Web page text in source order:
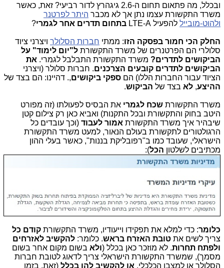
ובכלל, מה פתאום תחום ה-2.6 גיגהרץ לדור רביעי? זאת, כאשר
משרד התקשורת עצמו נתן אך לא מכבר היתר לפרטנר
ולהוט-מובייל להפעיל LTE-A בתחום תדרים אחר לגמרי?
החלק הכי חמור בפסקה הזו: ממתי חברות הסלולר ויצרני ציוד
סלולרי הם הפרטנרים של משרד התקשורת ל"יום לימוד" על
הביקושים לתדרים? משרד התקשורת התבלבל לגמרי. את
הביקושים לתדרים קובעים הצרכנים. חברות סלולר (ויצרני
הציוד עבור החברות הללו) הם ספקי ביקושים,. דהיינו: הם בצד של
ההיצע, לא בצד של הביקוש.
משרד התקשורת שכח לגמרי את הבסיס לפעולתו (זה מפורט
היטב בחוק והתקשורת ובכל התקנות) ואביא כאן רק צילום קטן
שיבהיר איך משרד התקשורת אמור לעבוד (וכך עובדים כל
הרגולטורים לתקשורת בעולם הנאור, למעט משרד התקשורת
הישראלי, שעובד כמו ב"רפובליקת בננות", כאשר בעלי ההון
מכתיבים לשלטון הכל):
כלומר: כדי למלא את תפקידו וייעודיו, משרד התקשורת קודם כל
צריך לשים את טובת האזרח בראש. כלומר: להקשיב לאזרחים
ולפתח תחרות. לא מוזכר כאן בכלל (ולא בשום מקום אחר בשום
מסמך), שמשרד התקשורת הישראלי צריך לדאוג לטובת חברות
הסלולר או למצבן הכלכלי, או להקשיב להן בכלל (זאת, בזמן